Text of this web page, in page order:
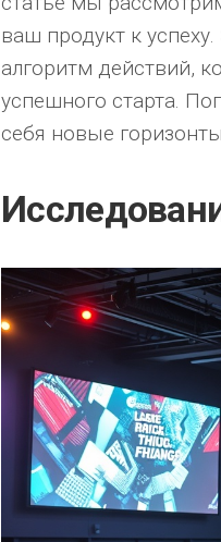
ваш продукт к
алгоритм действий,
успешного старта.
себя новые